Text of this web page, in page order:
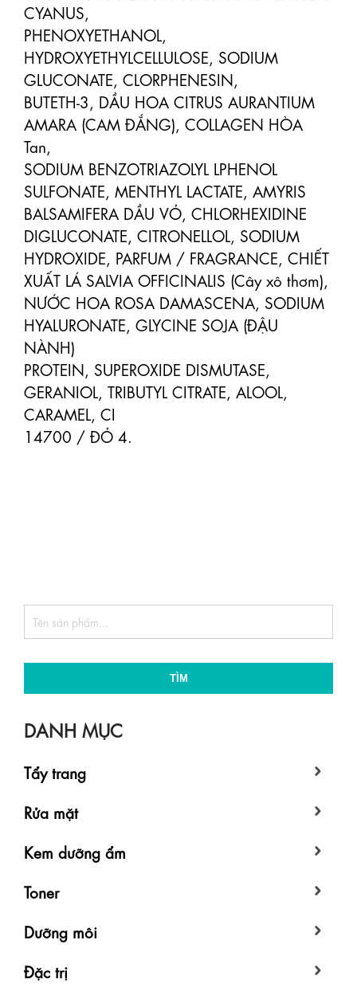
CYANUS,
PHENOXYETHANOL,
HYDROXYETHYLCELLULOSE, SODIUM
GLUCONATE, CLORPHENESIN,
BUTETH-3, DẦU HOA CITRUS AURANTIUM
AMARA (CAM ĐẮNG), COLLAGEN HÒA
Tan,
SODIUM BENZOTRIAZOLYL LPHENOL
SULFONATE, MENTHYL LACTATE, AMYRIS
BALSAMIFERA DẦU VỎ, CHLORHEXIDINE
DIGLUCONATE, CITRONELLOL, SODIUM
HYDROXIDE, PARFUM / FRAGRANCE, CHIẾT
XUẤT LÁ SALVIA OFFICINALIS (Cây xô thơm),
NƯỚC HOA ROSA DAMASCENA, SODIUM
HYALURONATE, GLYCINE SOJA (ĐẬU
NÀNH)
PROTEIN, SUPEROXIDE DISMUTASE,
GERANIOL, TRIBUTYL CITRATE, ALOOL,
CARAMEL, CI
14700 / ĐỎ 4.
TÌM
DANH MỤC
Tẩy trang
Rửa mặt
Kem dưỡng ẩm
Toner
Dưỡng môi
Đặc trị